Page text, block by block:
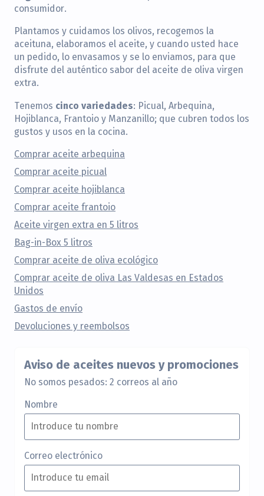
consumidor.
Plantamos y cuidamos los olivos, recogemos la
aceituna, elaboramos el aceite, y cuando usted hace
un pedido, lo envasamos y se lo enviamos, para que
disfrute del auténtico sabor del aceite de oliva virgen
extra.
Tenemos cinco variedades: Picual, Arbequina,
Hojiblanca, Frantoio y Manzanillo; que cubren todos los
gustos y usos en la cocina.
Comprar aceite arbequina
Comprar aceite picual
Comprar aceite hojiblanca
Comprar aceite frantoio
Aceite virgen extra en 5 litros
Bag-in-Box 5 litros
Comprar aceite de oliva ecológico
Comprar aceite de oliva Las Valdesas en Estados
Unidos
Gastos de envío
Devoluciones y reembolsos
Aviso de aceites nuevos y promociones
No somos pesados: 2 correos al año
Nombre
Correo electrónico